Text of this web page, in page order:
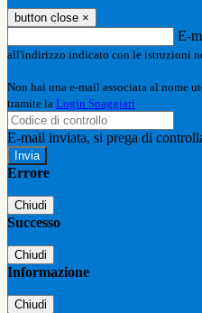
button close ×
E-
all'indirizzo indicato con le istruzioni
Non hai una e-mail associata al nome
tramite la Login Spaggiari
E-mail inviata, si prega di
Errore
Chiudi
Successo
Chiudi
Informazione
Chiudi